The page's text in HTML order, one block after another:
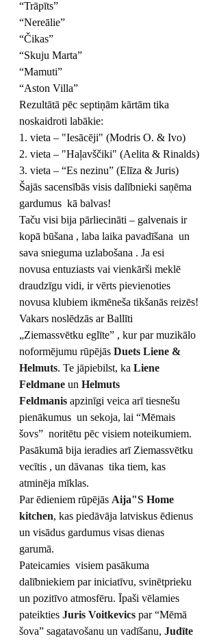
“Trāpīts”
“Nereālie”
“Čikas”
“Skuju Marta”
“Mamuti”
“Aston Villa”
Rezultātā pēc septiņām kārtām tika
noskaidroti labākie:
1. vieta – "Iesācēji" (Modris O. & Ivo)
2. vieta – "Haļavščiki" (Aelita & Rinalds)
3. vieta – “Es nezinu” (Elīza & Juris)
Šajās sacensībās visis dalībnieki saņēma
gardumus kā balvas!
Taču visi bija pārliecināti – galvenais ir
kopā būšana , laba laika pavadīšana  un
sava snieguma uzlabošana . Ja esi
novusa entuziasts vai vienkārši meklē
draudzīgu vidi, ir vērts pievienoties
novusa klubiem ikmēneša tikšanās reizēs!
Vakars noslēdzās ar Ballīti
„Ziemassvētku eglīte” , kur par muzikālo
noformējumu rūpējās Duets Liene &
Helmuts. Te jāpiebilst, ka Liene
Feldmane un Helmuts
Feldmanis apzinīgi veica arī tiesnešu
pienākumus  un sekoja, lai “Mēmais
šovs”  noritētu pēc visiem noteikumiem.
Pasākumā bija ieradies arī Ziemassvētku
vecītis , un dāvanas  tika tiem, kas
atminēja mīklas.
Par ēdieniem rūpējās Aija"S Home
kitchen, kas piedāvāja latviskus ēdienus
un visādus gardumus visas dienas
garumā.
Pateicamies visiem pasākuma
dalībniekiem par iniciatīvu, svinētprieku
un pozitīvo atmosfēru. Īpaši vēlamies
pateikties Juris Voitkevics par “Mēmā
šova” sagatavošanu un vadīšanu, Judīte